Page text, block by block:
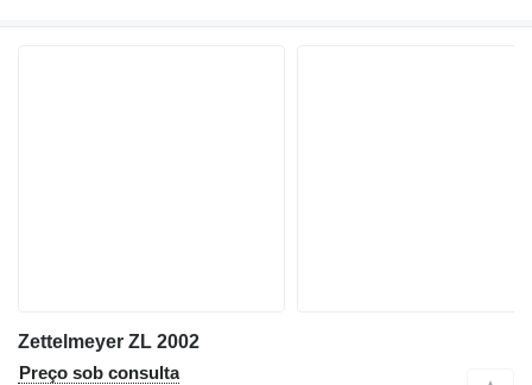
Zettelmeyer ZL 2002
Preço sob consulta